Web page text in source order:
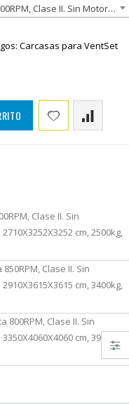
$872908.28 - 1Pza, Ø Rotor 63", hasta 1000RPM, Clase II. Sin Motor, Sin Polea., MXTEQ-001, Empaque: 2710X3252X3252 cm, 2500kg, Envío: 12 Días
Carcasas para VentSet
Clase II. Sin
cm, 2500kg,
Clase II. Sin
cm, 3400kg,
800RPM, Clase II. Sin
cm, 3900kg,
De $ 125.67
MXN
De $ 3,320.48
MXN